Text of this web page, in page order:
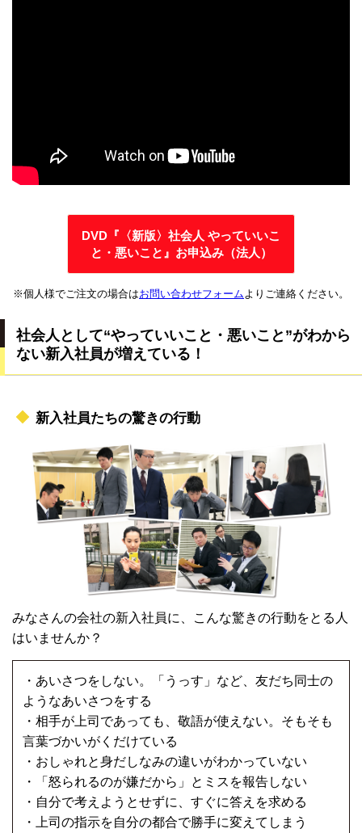
DVD『〈新版〉社会人 やっていいこ
と・悪いこと』お申込み（法人）
※個人様でご注文の場合はお問い合わせフォーム よりご連絡ください。
社会人として“やっていいこと・悪いこと”がわから
ない新入社員が増えている！
新入社員たちの驚きの行動
みなさんの会社の新入社員に、こんな驚きの行動をとる人
はいませんか？
・あいさつをしない。「うっす」など、友だち同士の
ようなあいさつをする
・相手が上司であっても、敬語が使えない。そもそも
言葉づかいがくだけている
・おしゃれと身だしなみの違いがわかっていない
・「怒られるのが嫌だから」とミスを報告しない
・自分で考えようとせずに、すぐに答えを求める
・上司の指示を自分の都合で勝手に変えてしまう